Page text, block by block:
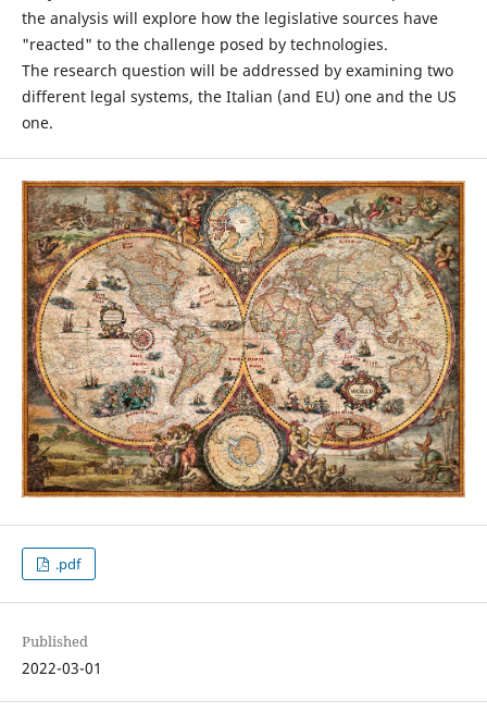
the analysis will explore how the legislative sources have
"reacted" to the challenge posed by technologies.
The research question will be addressed by examining two
different legal systems, the Italian (and EU) one and the US
one.
.pdf
Published
2022-03-01